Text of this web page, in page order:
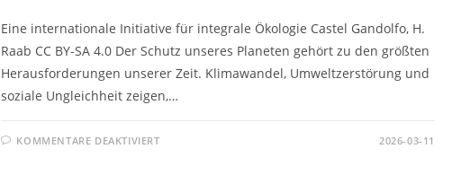
Eine internationale Initiative für integrale Ökologie Castel Gandolfo, H.
Raab CC BY-SA 4.0 Der Schutz unseres Planeten gehört zu den größten
Herausforderungen unserer Zeit. Klimawandel, Umweltzerstörung und
soziale Ungleichheit zeigen,…
KOMMENTARE DEAKTIVIERTFÜR 2026-03-11